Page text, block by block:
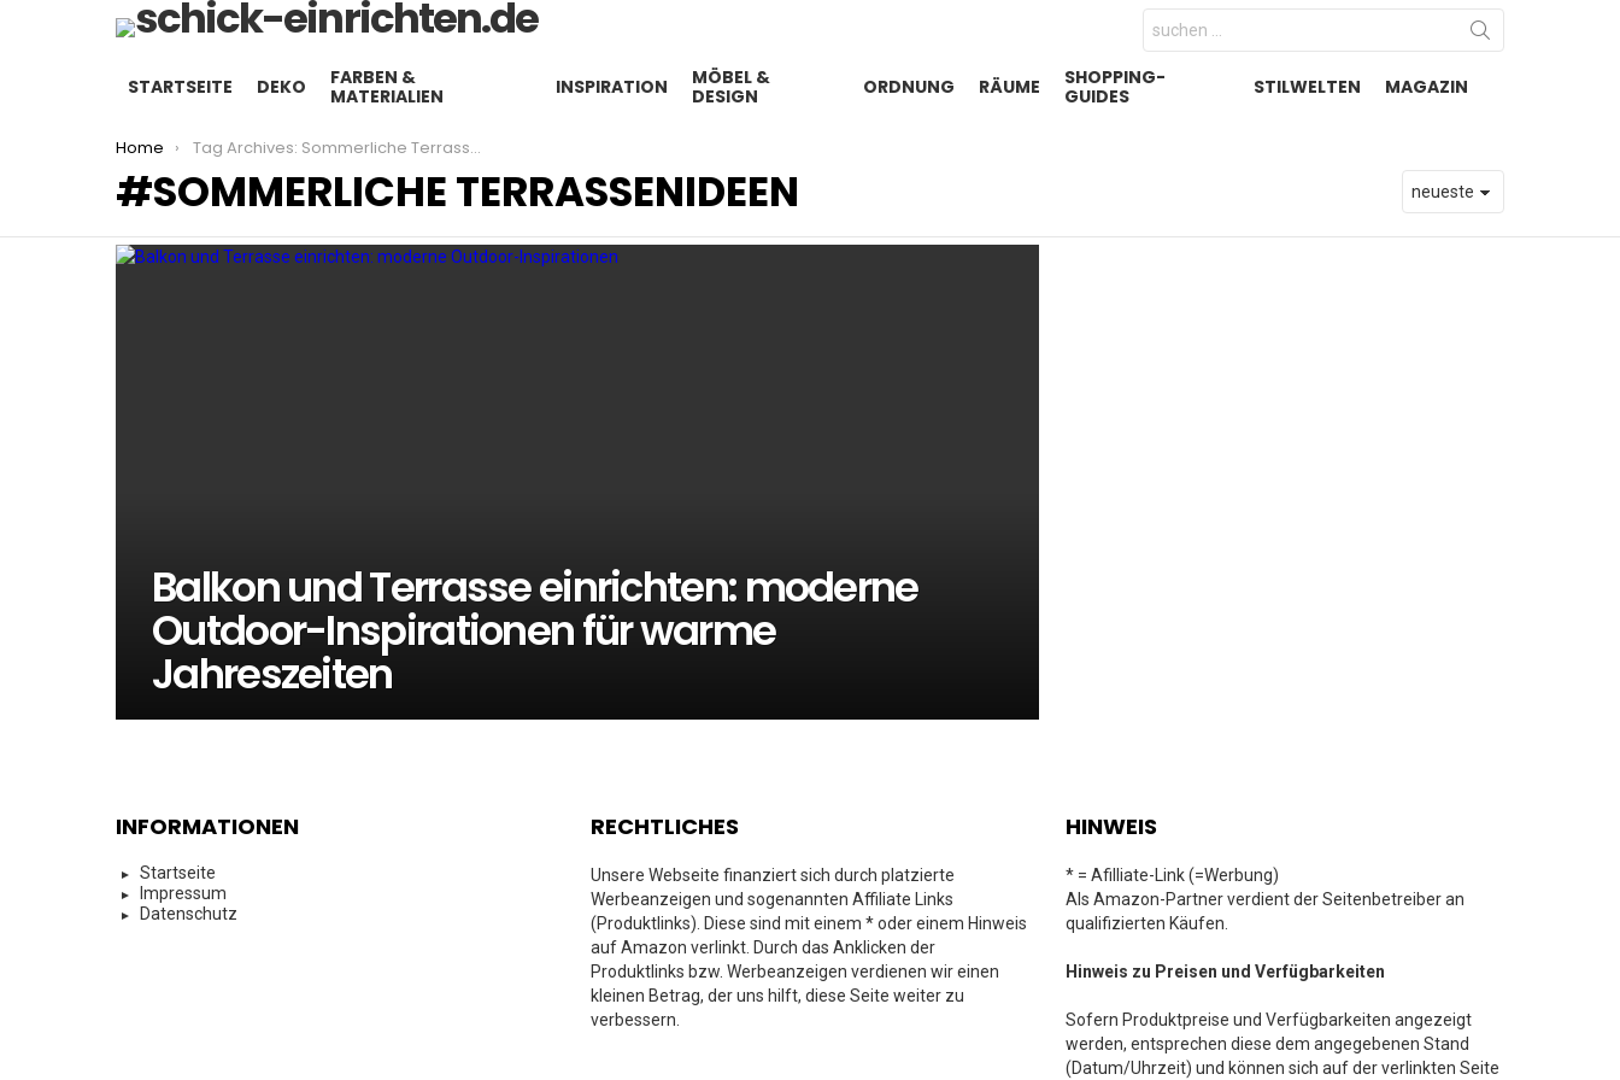
Search
for:
STARTSEITE DEKO
FARBEN &
MATERIALIEN
INSPIRATION
MÖBEL &
DESIGN
ORDNUNG RÄUME
SHOPPING-
GUIDES
STILWELTEN MAGAZIN
You are here:
Home Tag Archives: Sommerliche Terrassenideen
SOMMERLICHE TERRASSENIDEEN
LATEST
Balkon und Terrasse einrichten: moderne
Outdoor-Inspirationen für warme
Jahreszeiten
INFORMATIONEN
Startseite
Impressum
Datenschutz
RECHTLICHES
Unsere Webseite finanziert sich durch platzierte
Werbeanzeigen und sogenannten Affiliate Links
(Produktlinks). Diese sind mit einem * oder einem Hinweis
auf Amazon verlinkt. Durch das Anklicken der
Produktlinks bzw. Werbeanzeigen verdienen wir einen
kleinen Betrag, der uns hilft, diese Seite weiter zu
verbessern.
HINWEIS
* = Afilliate-Link (=Werbung)
Als Amazon-Partner verdient der Seitenbetreiber an
qualifizierten Käufen.
Hinweis zu Preisen und Verfügbarkeiten
Sofern Produktpreise und Verfügbarkeiten angezeigt
werden, entsprechen diese dem angegebenen Stand
(Datum/Uhrzeit) und können sich auf der verlinkten Seite